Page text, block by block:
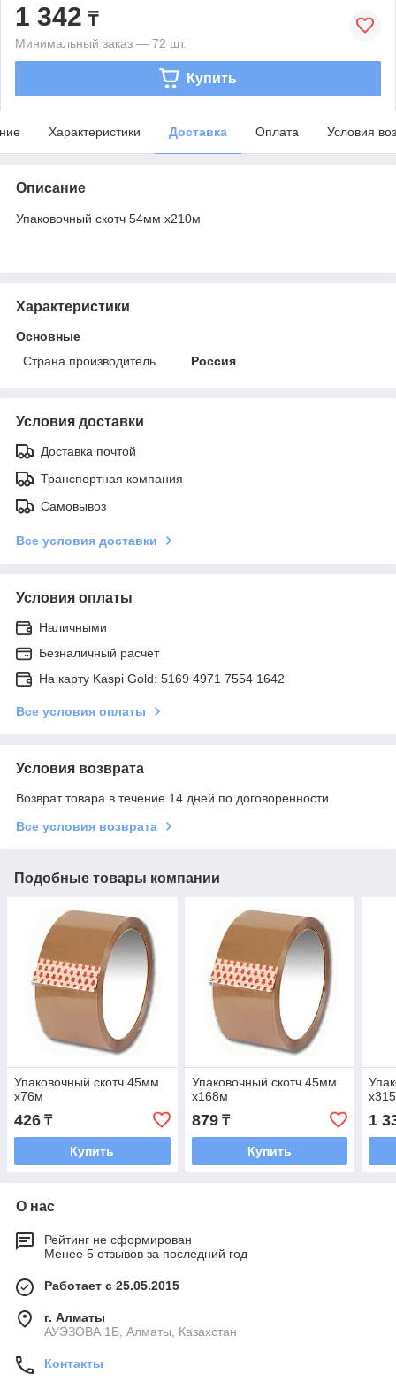
1 342 ₸
Минимальный заказ — 72 шт.
Купить
Характеристики Доставка Оплата Условия
Описание
Упаковочный скотч 54мм х210м
Характеристики
Основные
Страна производитель
Россия
Условия доставки
Доставка почтой
Транспортная компания
Самовывоз
Все условия доставки
Условия оплаты
Наличными
Безналичный расчет
На карту Kaspi Gold: 5169 4971 7554 1642
Все условия оплаты
Условия возврата
Возврат товара в течение 14 дней по договоренности
Все условия возврата
Подобные товары компании
Упаковочный скотч 45мм
х76м
426 ₸
Купить
Упаковочный скотч 45мм
х168м
879₸
Купить
1
О нас
Рейтинг не сформирован
Менее 5 отзывов за последний год
Работает с 25.05.2015
г. Алматы
АУЭЗОВА 1Б, Алматы, Казахстан
Контакты